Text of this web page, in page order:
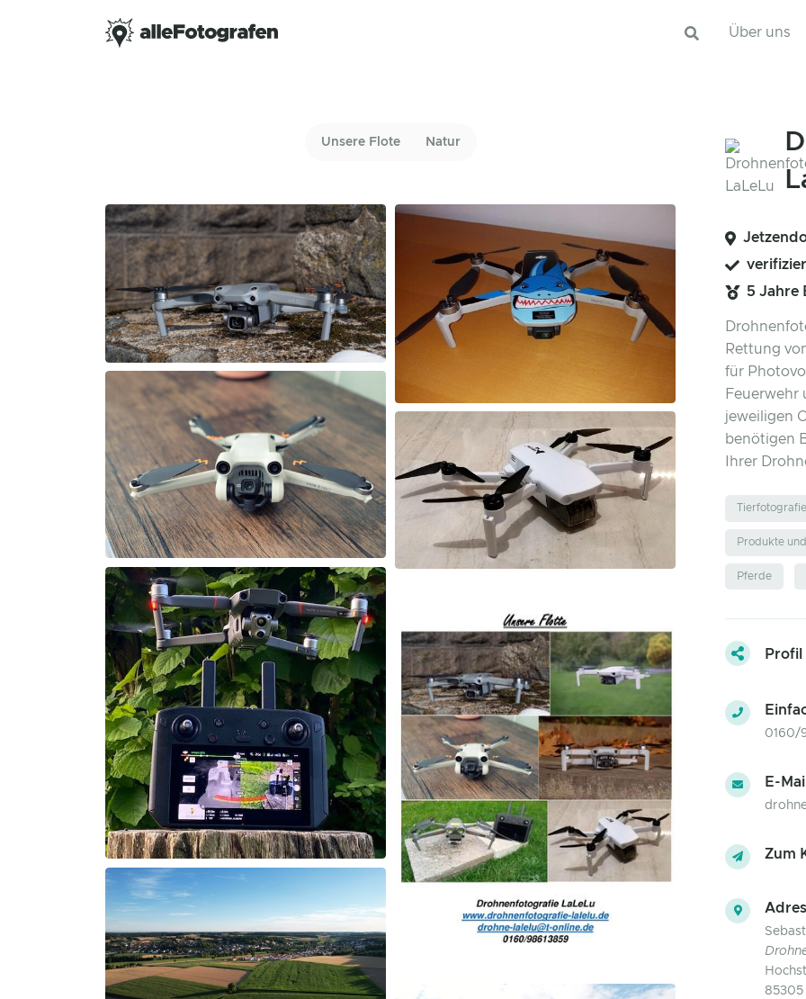
Über uns
Unsere Flote Natur
5 Jahre
Rettung
für
Feuerwehr
jeweiligen
benötigen
Ihrer
Tierfotografie
Produkte
Pferde
Profil
0160/
E-
Zum